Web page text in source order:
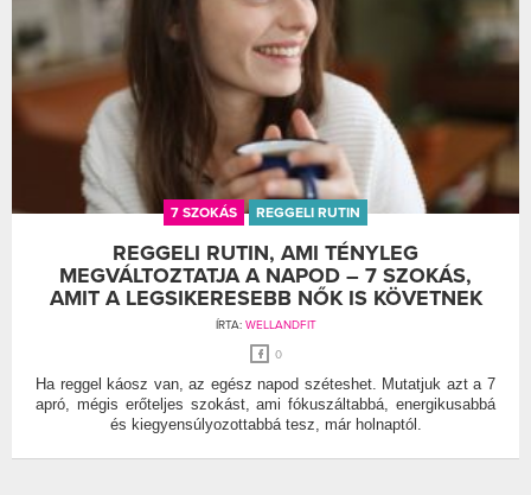
7 SZOKÁS REGGELI RUTIN
REGGELI RUTIN, AMI TÉNYLEG
MEGVÁLTOZTATJA A NAPOD – 7 SZOKÁS,
AMIT A LEGSIKERESEBB NŐK IS KÖVETNEK
ÍRTA: WELLANDFIT
0
Ha reggel káosz van, az egész napod széteshet. Mutatjuk azt a 7
apró, mégis erőteljes szokást, ami fókuszáltabbá, energikusabbá
és kiegyensúlyozottabbá tesz, már holnaptól.